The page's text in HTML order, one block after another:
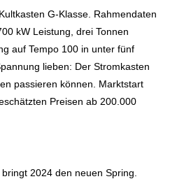
G-Klasse. Rahmendaten
kW Leistung, drei Tonnen
auf Tempo 100 in unter fünf
lieben: Der Stromkasten
passieren können. Marktstart
Preisen ab 200.000
2024 den neuen Spring.